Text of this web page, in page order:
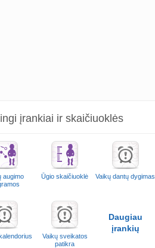
įrankiai ir skaičiuoklės
augimo
Ūgio skaičiuoklė Vaikų dantų dygimas
Vaikų sveikatos
patikra
Daugiau
įrankių